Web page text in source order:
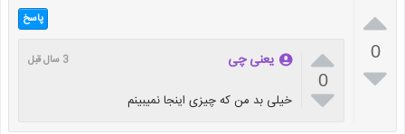

0

پاسخ

0

یعنی چی 3 سال قبل
خیلی بد من که چیزی اینجا نمیبینم